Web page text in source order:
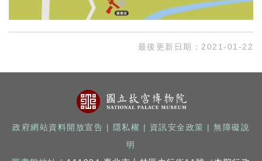
最後更新日期： 2021-01-22
政府網站資料開放宣告 隱私權 資訊安全政策
無障礙說
明